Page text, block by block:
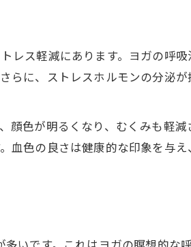
ス軽減にあります。ヨガの呼
に、ストレスホルモンの分泌
色が明るくなり、むくみも軽
色の良さは健康的な印象を与